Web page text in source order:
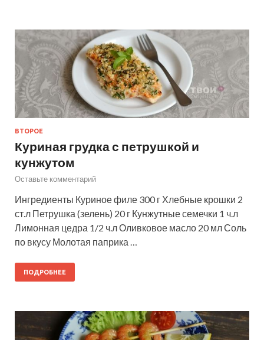
ВТОРОЕ
Куриная грудка с петрушкой и
кунжутом
Оставьте комментарий
Ингредиенты Куриное филе 300 г Хлебные крошки 2
ст.л Петрушка (зелень) 20 г Кунжутные семечки 1 ч.л
Лимонная цедра 1/2 ч.л Оливковое масло 20 мл Соль
по вкусу Молотая паприка …
ПОДРОБНЕЕ